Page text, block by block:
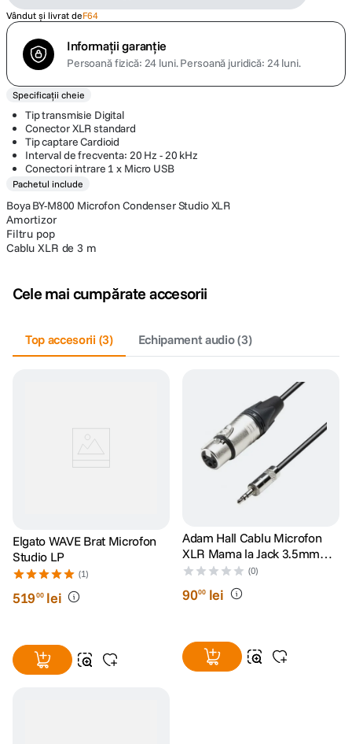
Vândut și livrat deF64
Informații garanție
Persoană fizică: 24 luni.Persoană juridică: 24 luni.
Specificații cheie
Tip transmisie Digital
Conector XLR standard
Tip captare Cardioid
Interval de frecventa: 20 Hz - 20 kHz
Conectori intrare 1 x Micro USB
Pachetul include
Boya BY-M800 Microfon Condenser Studio XLR
Amortizor
Filtru pop
Cablu XLR de 3 m
Cele mai cumpărate accesorii
Top accesorii (3) Echipament audio(3)
Elgato WAVE Brat Microfon
Studio LP
(1)
51900 lei
Adam Hall Cablu Microfon
XLR Mama la Jack 3.5mm
Tata 3m
(0)
9000 lei